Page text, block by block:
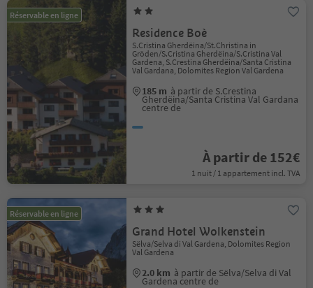
Réservable en ligne
Residence Boè
S.Cristina Gherdëina/St.Christina in
Gröden/S.Cristina Gherdëina/S.Cristina Val
Gardena, S.Crestina Gherdëina/Santa Cristina
Val Gardana, Dolomites Region Val Gardena
185 m à partir de S.Crestina
Gherdëina/Santa Cristina Val Gardana
centre de
À partir de 152€
1 nuit / 1 appartement incl. TVA
Réservable en ligne
Grand Hotel Wolkenstein
Sëlva/Selva di Val Gardena, Dolomites Region
Val Gardena
2.0 km à partir de Sëlva/Selva di Val
Gardena centre de